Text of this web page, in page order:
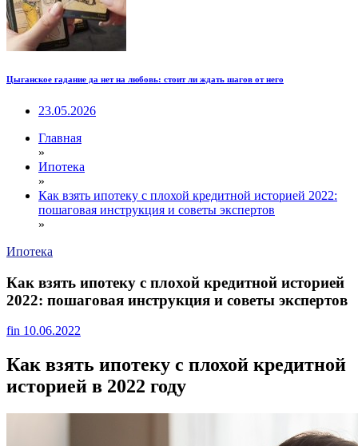
Цыганское гадание да нет на любовь: стоит ли ждать шагов от него
23.05.2026
Главная
»
Ипотека
»
Как взять ипотеку с плохой кредитной историей 2022:
пошаговая инструкция и советы экспертов
»
Ипотека
Как взять ипотеку с плохой кредитной историей
2022: пошаговая инструкция и советы экспертов
fin 10.06.2022
Как взять ипотеку с плохой кредитной
историей в 2022 году